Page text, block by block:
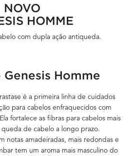
NOVO
HOMME
com dupla ação antiqueda.
Genesis Homme
é a primeira linha de cuidados
para cabelos enfraquecidos com
fortalece as fibras para cabelos mais
queda de cabelo a longo prazo.
notas amadeiradas, mais redondas e
tem um aroma mais masculino do